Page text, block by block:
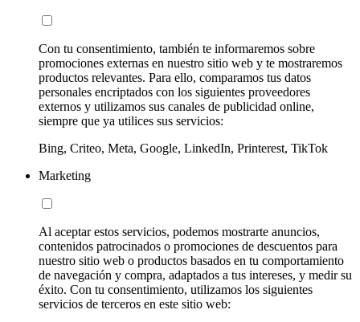
Con tu consentimiento, también te informaremos sobre
promociones externas en nuestro sitio web y te mostraremos
productos relevantes. Para ello, comparamos tus datos
personales encriptados con los siguientes proveedores
externos y utilizamos sus canales de publicidad online,
siempre que ya utilices sus servicios:
Bing, Criteo, Meta, Google, LinkedIn, Printerest, TikTok
Marketing
Al aceptar estos servicios, podemos mostrarte anuncios,
contenidos patrocinados o promociones de descuentos para
nuestro sitio web o productos basados en tu comportamiento
de navegación y compra, adaptados a tus intereses, y medir su
éxito. Con tu consentimiento, utilizamos los siguientes
servicios de terceros en este sitio web: